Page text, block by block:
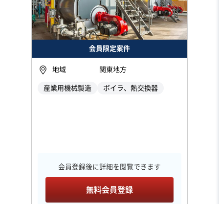
会員限定案件
地域 関東地方
産業用機械製造 ボイラ、熱交換器
会員登録後に詳細を閲覧できます
無料会員登録